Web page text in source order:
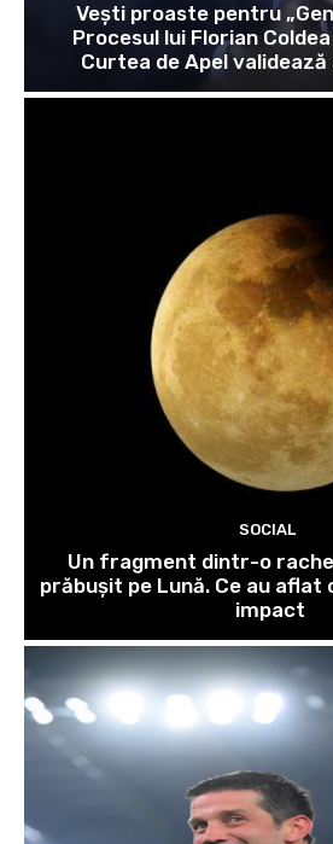
Vești proaste pentru
Procesul lui Florian
Curtea de Apel validează
SOCIAL
Un fragment dintr-o
prăbușit pe Lună. Ce au
impact